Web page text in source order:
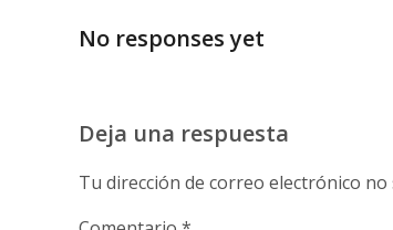
No responses yet
Deja una respuesta
Tu dirección de correo electrónico no